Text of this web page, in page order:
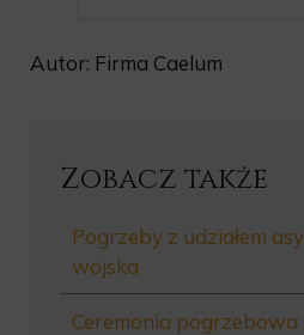
Autor: Firma Caelum
Zobacz także
Pogrzeby z udziałem
wojska
Ceremonia pogrzebowa